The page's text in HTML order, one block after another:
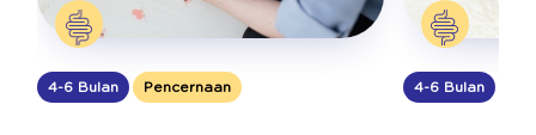
4-6 Bulan Pencernaan 4-6 Bulan